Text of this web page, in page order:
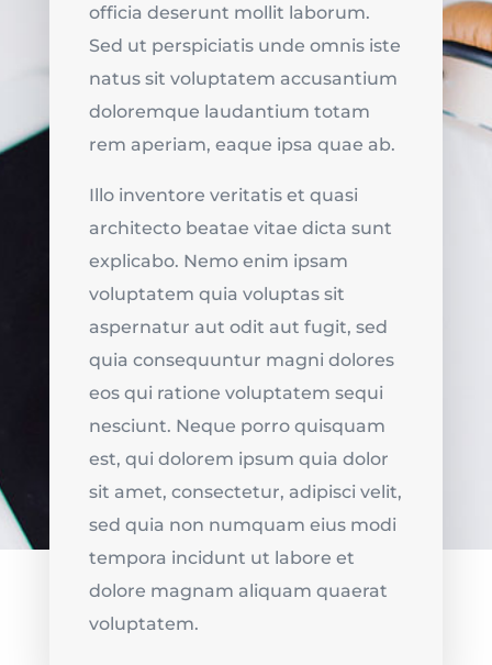
officia deserunt mollit laborum.
Sed ut perspiciatis unde omnis iste
natus sit voluptatem accusantium
doloremque laudantium totam
rem aperiam, eaque ipsa quae ab.
Illo inventore veritatis et quasi
architecto beatae vitae dicta sunt
explicabo. Nemo enim ipsam
voluptatem quia voluptas sit
aspernatur aut odit aut fugit, sed
quia consequuntur magni dolores
eos qui ratione voluptatem sequi
nesciunt. Neque porro quisquam
est, qui dolorem ipsum quia dolor
sit amet, consectetur, adipisci velit,
sed quia non numquam eius modi
tempora incidunt ut labore et
dolore magnam aliquam quaerat
voluptatem.